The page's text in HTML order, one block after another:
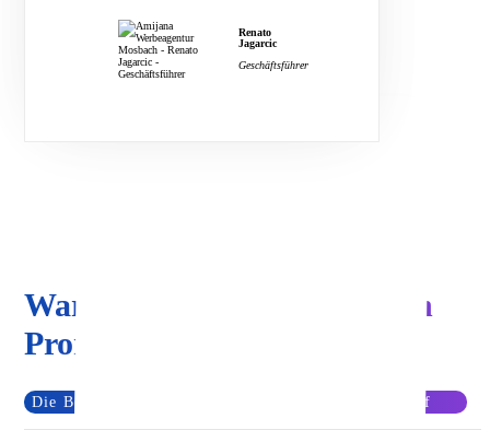
Renato
Jagarcic
Geschäftsführer
Warum lokales Webdesign in
Pronstorf wichtig ist
Die Bedeutung von lokalem Webdesign für Pronstorf